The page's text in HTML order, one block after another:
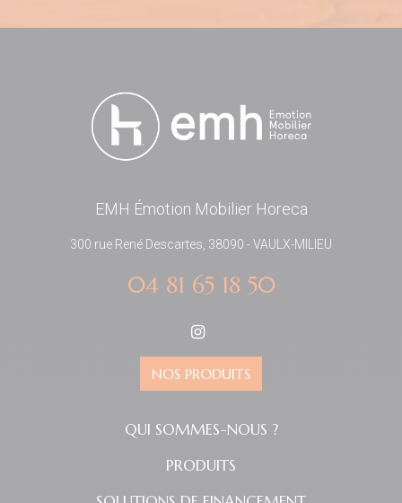
EMH Émotion Mobilier Horeca
300 rue René Descartes, 38090 - VAULX-MILIEU
04 81 65 18 50
NOS PRODUITS
QUI SOMMES-NOUS ?
PRODUITS